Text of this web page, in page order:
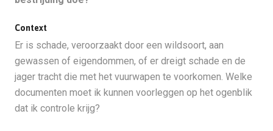
Context
Er is schade, veroorzaakt door een wildsoort, aan
gewassen of eigendommen, of er dreigt schade en de
jager tracht die met het vuurwapen te voorkomen. Welke
documenten moet ik kunnen voorleggen op het ogenblik
dat ik controle krijg?